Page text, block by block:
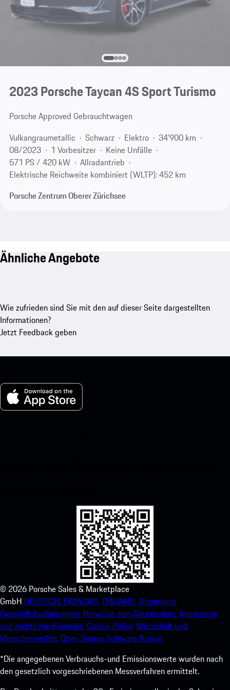
2023 Porsche Taycan 4S Sport Turismo
Porsche Approved Gebrauchtwagen
Vulkangraumetallic
Schwarz Elektro
34'900 km
08/2023
1 Vorbesitzer
Keine Unfälle
571 PS / 420 kW
Allradantrieb
Elektrische Reichweite kombiniert (WLTP): 452 km
Porsche Zentrum Oberer Zürichsee
Ähnliche Angebote
Wie zufrieden sind Sie mit den auf dieser Seite dargestellten
Informationen?
Jetzt Feedback geben
© 2026 Porsche Sales & Marketplace
GmbH DEUTSCH. FRANCAIS. ITALIANO.Allgemeine
Geschäftsbedingungen. Hinweise zum Datenschutz. Impressum
und rechtliche Hinweise.Cookie Policy.Wirtschaft und
Menschenrechte.Open Source Software Notice.
*Die angegebenen Verbrauchs-und Emissionswerte wurden nach
den gesetzlich vorgeschriebenen Messverfahren ermittelt.